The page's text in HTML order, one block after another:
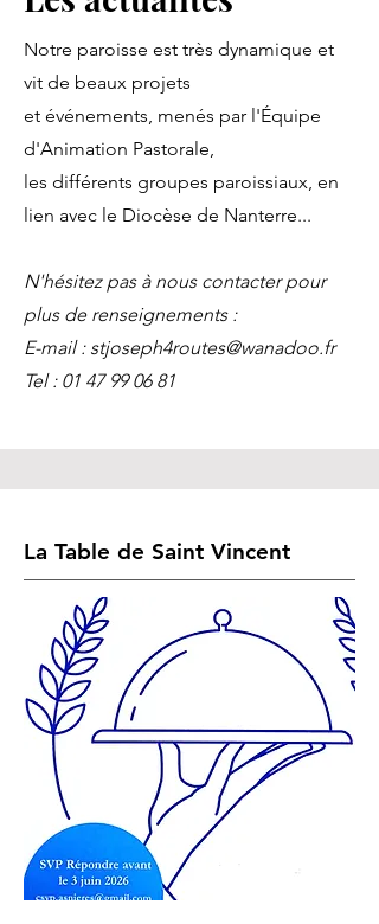
Notre paroisse est très dynamique et
vit de beaux projets
et événements, menés par l'Équipe
d'Animation Pastorale,
les différents groupes paroissiaux, en
lien avec le Diocèse de Nanterre...
N'hésitez pas à nous contacter pour
plus de renseignements :
E-mail : stjoseph4routes@wanadoo.fr
Tel : 01 47 99 06 81
La Table de Saint Vincent